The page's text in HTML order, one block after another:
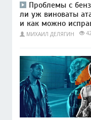
Проблемы с
ли уж виноваты
и как можно
МИХАИЛ ДЕЛЯГИН